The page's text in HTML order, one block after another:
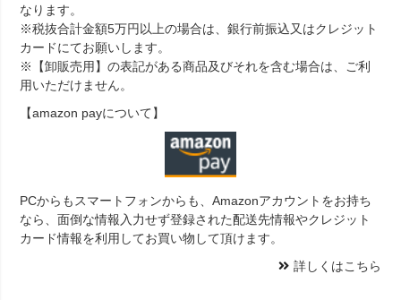
なります。
※税抜合計金額5万円以上の場合は、銀行前振込又はクレジット
カードにてお願いします。
※【卸販売用】の表記がある商品及びそれを含む場合は、ご利
用いただけません。
【amazon payについて】
PCからもスマートフォンからも、Amazonアカウントをお持ち
なら、面倒な情報入力せず登録された配送先情報やクレジット
カード情報を利用してお買い物して頂けます。
詳しくはこちら